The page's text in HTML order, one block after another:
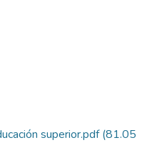
superior.pdf(81.05